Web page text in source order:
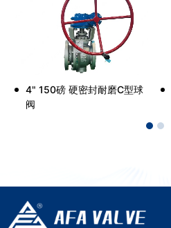
4" 150磅 硬密封耐磨C型球
阀